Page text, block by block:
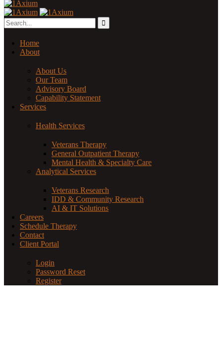
Home
About
About Us
Our Team
Advisory Board
Capability Statement
Services
Health Services
Veterans Therapy
General Outpatient Therapy
Mental Health & Specialty Care
Analytical Services
Veterans Research
IDD & Community Research
AI & IT Solutions
Careers
Schedule Therapy
Contact
Client Portal
Login
Password Reset
Register